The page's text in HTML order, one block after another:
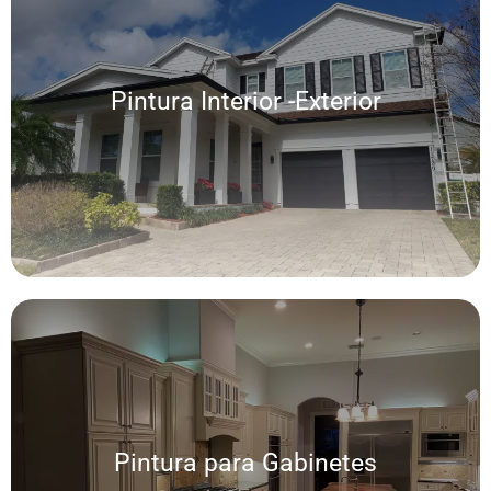
Pintura Interior -Exterior
Pintura para Interior y Exterior y lavado a
presión
Ofrecemos una amplia gama de servicios personalizados de pintura interior
y exterior, lo que permite una experiencia sin problemas y resultados
excepcionales en cada hogar.
Pintura para Gabinetes
Pintura para Gabinetes
Pintar sus gabinetes o si desea que toda su cocina tenga una nueva capa,